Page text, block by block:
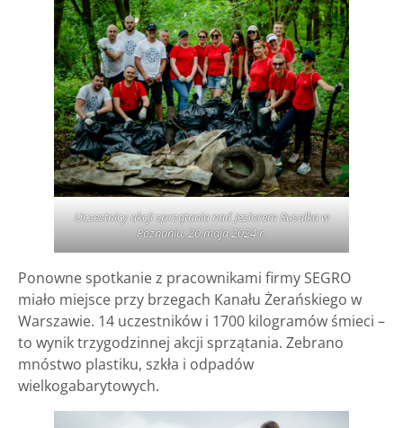
Uczestnicy akcji sprzątania nad Jeziorem Rusałka w
Poznaniu, 20 maja 2024 r.
Ponowne spotkanie z pracownikami firmy SEGRO
miało miejsce przy brzegach Kanału Żerańskiego w
Warszawie. 14 uczestników i 1700 kilogramów śmieci –
to wynik trzygodzinnej akcji sprzątania. Zebrano
mnóstwo plastiku, szkła i odpadów
wielkogabarytowych.